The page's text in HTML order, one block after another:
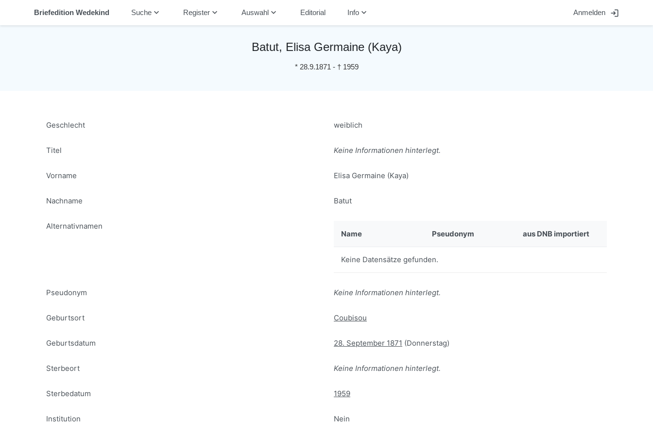
Briefedition Wedekind Suchekeyboard_arrow_down Registerkeyboard_arrow_down Auswahlkeyboard_arrow_down Editorial Infokeyboard_arrow_down Anmelden login
Batut, Elisa Germaine (Kaya)
* 28.9.1871 - † 1959
Geschlecht weiblich
Titel Keine Informationen hinterlegt.
Vorname Elisa Germaine (Kaya)
Nachname Batut
Alternativnamen
Name
Pseudonym aus DNB importiert
Keine Datensätze gefunden.
Pseudonym Keine Informationen hinterlegt.
Geburtsort Coubisou
Geburtsdatum 28. September 1871 (Donnerstag)
Sterbeort Keine Informationen hinterlegt.
Sterbedatum 1959
Institution Nein